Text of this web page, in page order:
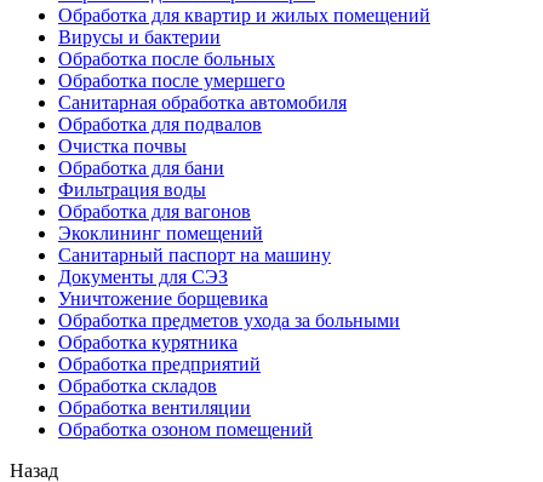
Обработка для квартир и жилых помещений
Вирусы и бактерии
Обработка после больных
Обработка после умершего
Санитарная обработка автомобиля
Обработка для подвалов
Очистка почвы
Обработка для бани
Фильтрация воды
Обработка для вагонов
Экоклининг помещений
Санитарный паспорт на машину
Документы для СЭЗ
Уничтожение борщевика
Обработка предметов ухода за больными
Обработка курятника
Обработка предприятий
Обработка складов
Обработка вентиляции
Обработка озоном помещений
Назад